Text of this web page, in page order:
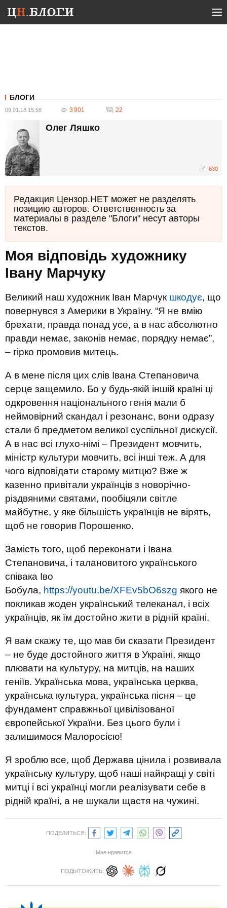
БЛОГИ
09.01.18 15:58 3 901 22
Олег Ляшко
830
Редакция Цензор.НЕТ может не разделять
позицию авторов. Ответственность за
материалы в разделе "Блоги" несут авторы
текстов.
Моя відповідь художнику
Івану Марчуку
Великий наш художник Іван Марчук шкодує, що
повернувся з Америки в Україну. “Я не вмію
брехати, правда понад усе, а в нас абсолютно
правди немає, законів немає, порядку немає”,
– гірко промовив митець.
А в мене після цих слів Івана Степановича
серце защемило. Бо у будь-якій іншій країні ці
одкровення національного генія мали б
неймовірний скандал і резонанс, вони одразу
стали б предметом великої суспільної дискусії.
А в нас всі глухо-німі – Президент мовчить,
міністр культури мовчить, всі інші теж. А для
чого відповідати старому митцю? Вже ж
казенно привітали українців з новорічно-
різдвяними святами, пообіцяли світле
майбутнє, у яке більшість українців не вірять,
щоб не говорив Порошенко.
Замість того, щоб переконати і Івана
Степановича, і талановитого українського
співака Іво
Бобула, https://youtu.be/XFEv5bO6szg якого не
покликав жоден український телеканал, і всіх
українців, як їм достойно жити в рідній країні.
Я вам скажу те, що мав би сказати Президент
– не буде достойного життя в Україні, якщо
плювати на культуру, на митців, на наших
геніїв. Українська мова, українська церква,
українська культура, українська пісня – це
фундамент справжньої цивілізованої
європейської України. Без цього були і
залишимося Малоросією!
Я зроблю все, щоб Держава цінила і розвивала
українську культуру, щоб наші найкращі у світі
митці і всі українці могли реалізувати себе в
рідній країні, а не шукали щастя на чужині.
ПОДЕЛИТЬСЯ:
Мне нравится
ПОДЫТОЖИТЬ: